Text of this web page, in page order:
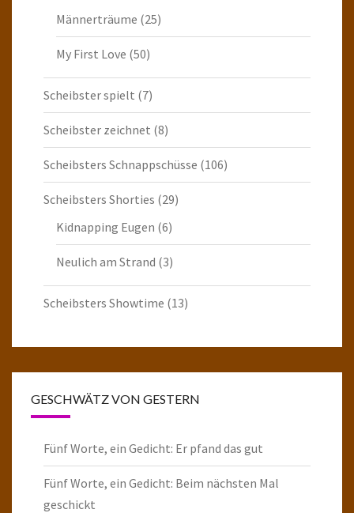
Männerträume (25)
My First Love (50)
Scheibster spielt (7)
Scheibster zeichnet (8)
Scheibsters Schnappschüsse (106)
Scheibsters Shorties (29)
Kidnapping Eugen (6)
Neulich am Strand (3)
Scheibsters Showtime (13)
GESCHWÄTZ VON GESTERN
Fünf Worte, ein Gedicht: Er pfand das gut
Fünf Worte, ein Gedicht: Beim nächsten Mal
geschickt